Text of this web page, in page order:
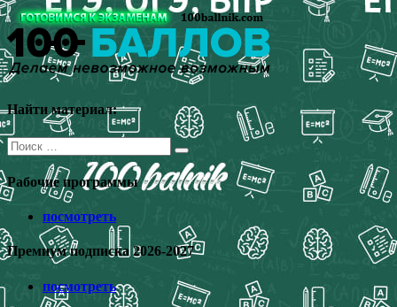
Перейти
к
содержимому
Найти материал:
Поиск
для:
Рабочие программы
посмотреть
Премиум подписка 2026-2027
посмотреть